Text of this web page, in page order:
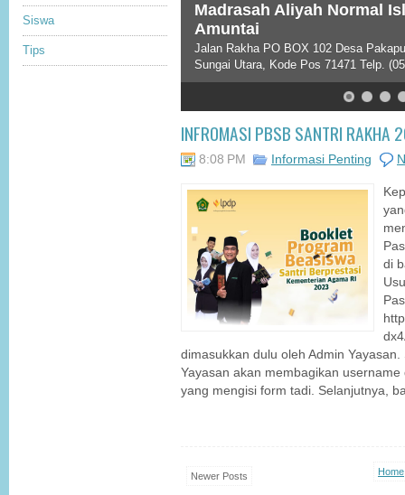
Siswa
Tips
Madrasah Aliyah Normal
Amuntai
Jalan Rakha PO BOX 102 Desa
Sungai Utara, Kode Pos 71471 Telp.
INFROMASI PBSB SANTRI RAKHA
8:08 PM Informasi Penting
di
dimasukkan dulu oleh Admin
Yayasan akan membagikan
yang mengisi form tadi. Selanjutnya,
Newer Posts Home